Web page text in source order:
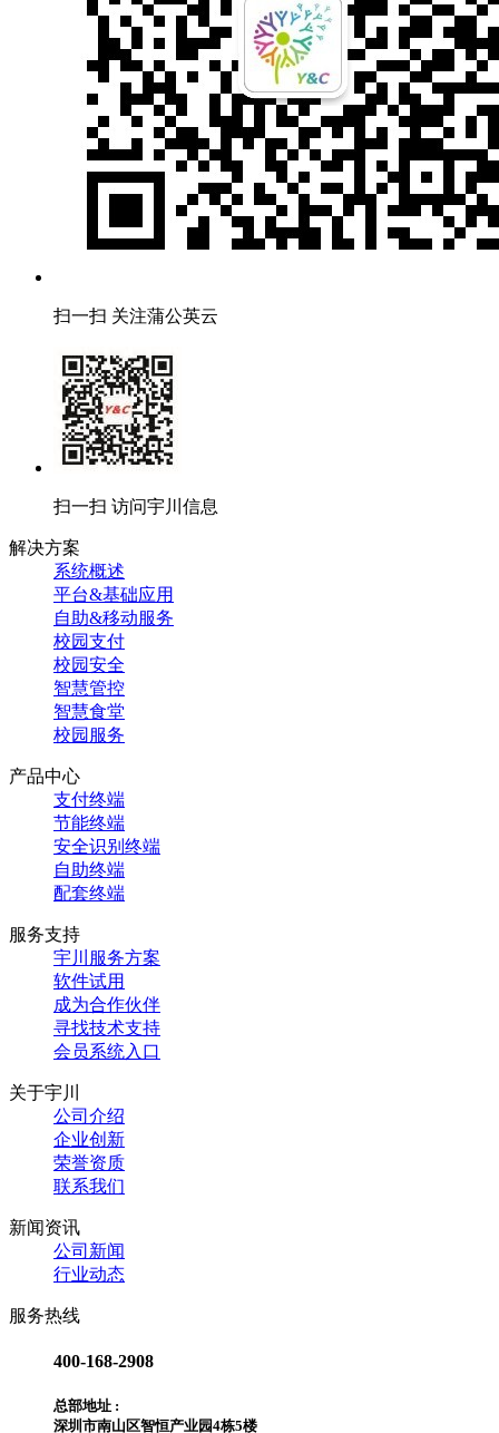
扫一扫 关注蒲公英云
扫一扫 访问宇川信息
解决方案
系统概述
平台&基础应用
自助&移动服务
校园支付
校园安全
智慧管控
智慧食堂
校园服务
产品中心
支付终端
节能终端
安全识别终端
自助终端
配套终端
服务支持
宇川服务方案
软件试用
成为合作伙伴
寻找技术支持
会员系统入口
关于宇川
公司介绍
企业创新
荣誉资质
联系我们
新闻资讯
公司新闻
行业动态
服务热线
400-168-2908
总部地址 :
深圳市南山区智恒产业园4栋5楼